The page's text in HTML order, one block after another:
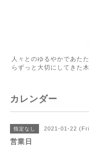
人々とのゆるやかであた
らずっと大切にしてきた
カレンダー
指定なし 2021-01-22
営業日